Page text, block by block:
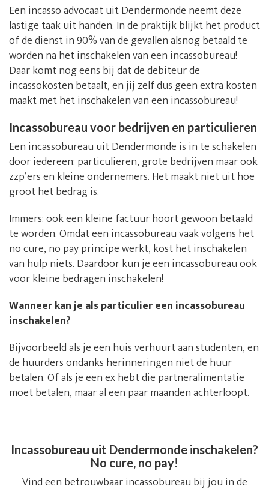
Een incasso advocaat uit Dendermonde neemt deze
lastige taak uit handen. In de praktijk blijkt het product
of de dienst in 90% van de gevallen alsnog betaald te
worden na het inschakelen van een incassobureau!
Daar komt nog eens bij dat de debiteur de
incassokosten betaalt, en jij zelf dus geen extra kosten
maakt met het inschakelen van een incassobureau!
Incassobureau voor bedrijven en particulieren
Een incassobureau uit Dendermonde is in te schakelen
door iedereen: particulieren, grote bedrijven maar ook
zzp’ers en kleine ondernemers. Het maakt niet uit hoe
groot het bedrag is.
Immers: ook een kleine factuur hoort gewoon betaald
te worden. Omdat een incassobureau vaak volgens het
no cure, no pay principe werkt, kost het inschakelen
van hulp niets. Daardoor kun je een incassobureau ook
voor kleine bedragen inschakelen!
Wanneer kan je als particulier een incassobureau
inschakelen?
Bijvoorbeeld als je een huis verhuurt aan studenten, en
de huurders ondanks herinneringen niet de huur
betalen. Of als je een ex hebt die partneralimentatie
moet betalen, maar al een paar maanden achterloopt.
Incassobureau uit Dendermonde inschakelen?
No cure, no pay!
Vind een betrouwbaar incassobureau bij jou in de